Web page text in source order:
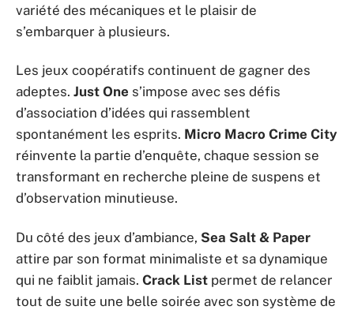
variété des mécaniques et le plaisir de
s’embarquer à plusieurs.
Les jeux coopératifs continuent de gagner des
adeptes. Just One s’impose avec ses défis
d’association d’idées qui rassemblent
spontanément les esprits. Micro Macro Crime City
réinvente la partie d’enquête, chaque session se
transformant en recherche pleine de suspens et
d’observation minutieuse.
Du côté des jeux d’ambiance, Sea Salt & Paper
attire par son format minimaliste et sa dynamique
qui ne faiblit jamais. Crack List permet de relancer
tout de suite une belle soirée avec son système de